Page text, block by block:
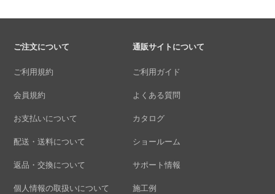
ご注文について
ご利用規約
会員規約
お支払いについて
配送・送料について
返品・交換について
個人情報の取扱いについて
通販サイトについて
ご利用ガイド
よくある質問
カタログ
ショールーム
サポート情報
施工例